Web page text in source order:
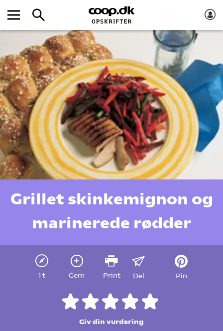
Grillet skinkemignon og
marinerede rødder
1 t Gem Print Del Pin
Giv din vurdering